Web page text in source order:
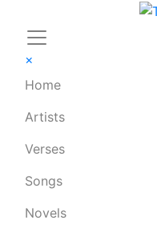
×
Home
Artists
Verses
Songs
Novels